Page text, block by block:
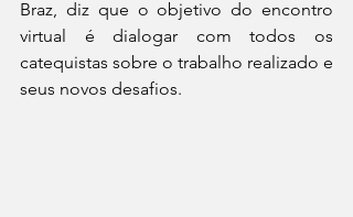
Braz, diz que o objetivo do encontro
virtual é dialogar com todos os
catequistas sobre o trabalho realizado e
seus novos desafios.